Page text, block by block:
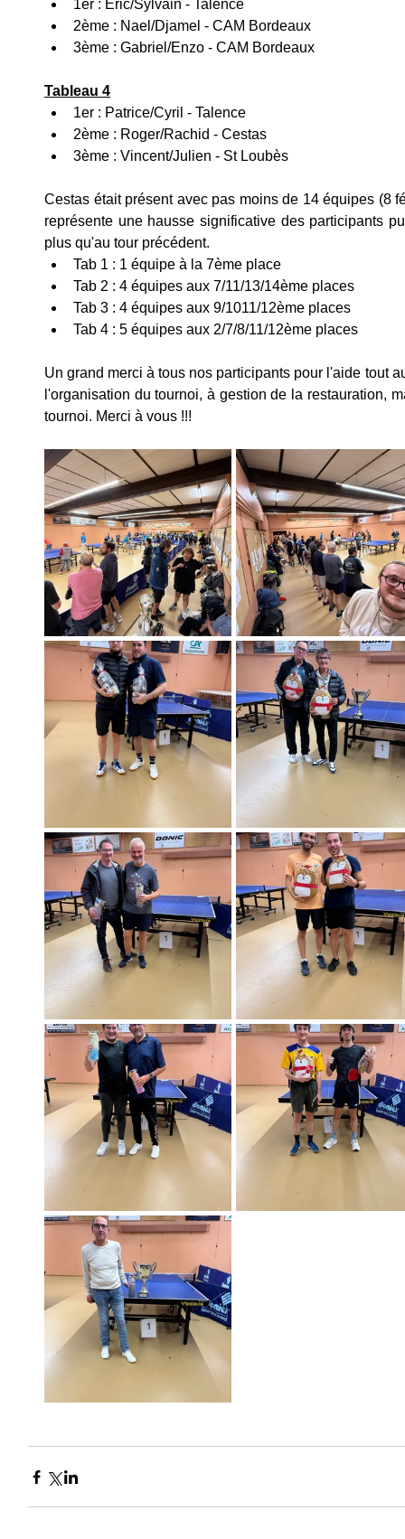
1er : Éric/Sylvain - Talence
2ème : Nael/Djamel - CAM Bordeaux
3ème : Gabriel/Enzo - CAM Bordeaux
Tableau 4
1er : Patrice/Cyril - Talence
2ème : Roger/Rachid - Cestas
3ème : Vincent/Julien - St Loubès
Cestas était présent avec pas moins de 14 équipes (8
représente une hausse significative des participants
plus qu'au tour précédent.
Tab 1 : 1 équipe à la 7ème place
Tab 2 : 4 équipes aux 7/11/13/14ème places
Tab 3 : 4 équipes aux 9/1011/12ème places
Tab 4 : 5 équipes aux 2/7/8/11/12ème places
Un grand merci à tous nos participants pour l'aide tout
l'organisation du tournoi, à gestion de la restauration,
tournoi. Merci à vous !!!